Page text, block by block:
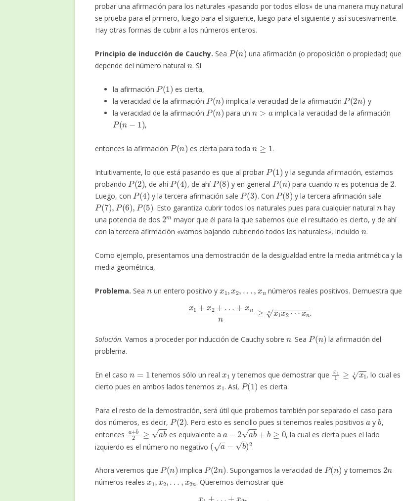
probar una afirmación para los naturales «pasando por todos ellos» de una manera muy natural
se prueba para el primero, luego para el siguiente, luego para el siguiente y así sucesivamente.
Hay otras formas de cubrir a los números enteros.
Principio de inducción de Cauchy. Sea
P( n
una afirmación (o proposición o propiedad) que
depende del número natural
n
. Si
la afirmación
P( 1 )
es cierta,
la veracidad de la afirmación
P( n
implica la veracidad de la afirmación
P( 2n )
y
la veracidad de la afirmación
P(n)
para un
n >a
implica la veracidad de la afirmación
P( n−1)
,
entonces la afirmación
P( n
es cierta para toda .
Intuitivamente, lo que está pasando es que al probar
P( 1 )
y la segunda afirmación, estamos
probando
P(2)
, de ahí
P(4)
, de ahí
P(8)
y en general
P(n)
para cuando
n
es potencia de
2
.
Luego, con
P(4)
y la tercera afirmación sale
P(3)
. Con
P(8)
y la tercera afirmación sale
P(7),P(6),P(5)
. Esto garantiza cubrir todos los naturales pues para cualquier natural
n
hay
una potencia de dos
2m
mayor que él para la que sabemos que el resultado es cierto, y de ahí
con la tercera afirmación «vamos bajando cubriendo todos los naturales», incluido
n
.
Como ejemplo, presentamos una demostración de la desigualdad entre la media aritmética y la
media geométrica,
Problema. Sea un entero positivo y números reales positivos. Demuestra que
x1 +x 2+ +x nn
Solución. Vamos a proceder por inducción de Cauchy sobre . Sea
P( n
la afirmación del
problema.
En el caso tenemos sólo un real y tenemos que demostrar que
x1 11
, lo cual es
cierto pues en ambos lados tenemos
x 1
. Así,
P(1)
es cierta.
Para el resto de la demostración, será útil que probemos también por separado el caso para
dos números, es decir,
P(2)
. Pero esto es sencillo pues si tenemos reales positivos
a
y
b
,
entonces
a+b 2≥ab
es equivalente a
a− 2ab+b ≥0
, la cual es cierta pues el lado
izquierdo es el número no negativo
(a −b
.
Ahora veremos que
P( n
implica
P( 2n )
. Supongamos la veracidad de
P(n
y tomemos
2
números reales
x1, x2,…, x2n
. Queremos demostrar que
x1+… x2 n2